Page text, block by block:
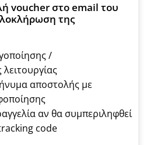
voucher στο email του
της
/
αποστολής με
αν θα συμπεριληφθεί
code